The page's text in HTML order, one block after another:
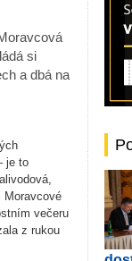
si
a dbá na
je to
Moravcové
večeru
z rukou